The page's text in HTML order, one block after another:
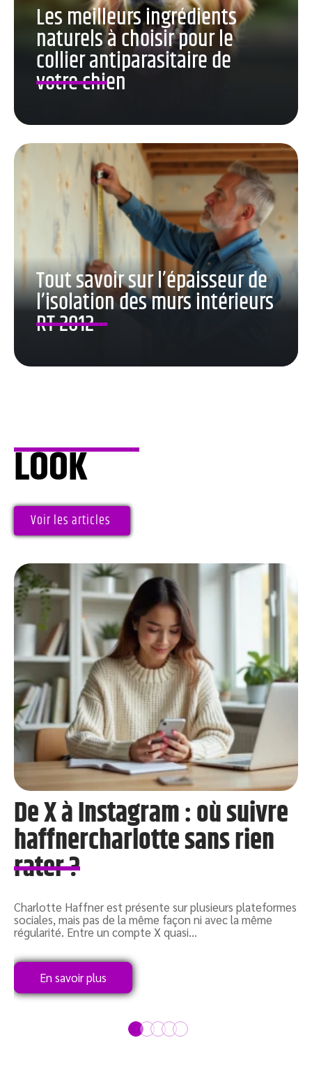
Les meilleurs ingrédients
naturels à choisir pour le
collier antiparasitaire de
votre chien
Tout savoir sur l’épaisseur de
l’isolation des murs intérieurs
RT 2012
LOOK
Voir les articles
De X à Instagram : où suivre
haffnercharlotte sans rien
rater ?
Charlotte Haffner est présente sur plusieurs plateformes
sociales, mais pas de la même façon ni avec la même
régularité. Entre un compte X quasi…
En savoir plus